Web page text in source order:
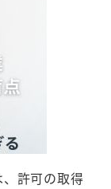
許可の取得